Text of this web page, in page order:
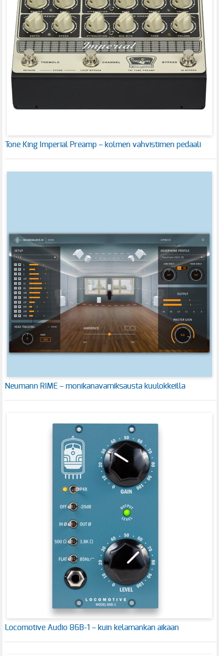
Tone King Imperial Preamp – kolmen vahvistimen pedaali
Neumann RIME – monikanavamiksausta kuulokkeilla
Locomotive Audio 86B-1 – kuin kelamankan aikaan